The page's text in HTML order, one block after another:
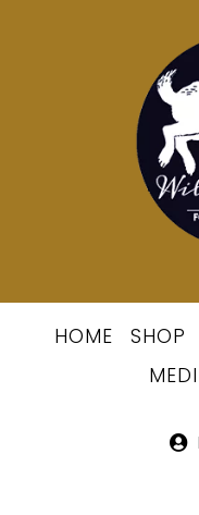
HOME SHOP